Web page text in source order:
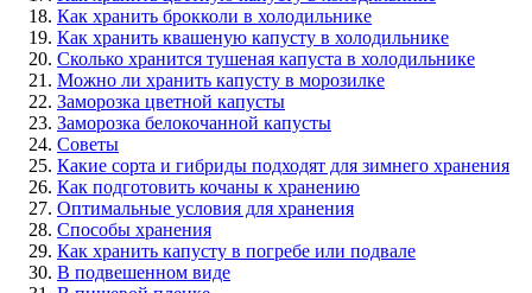
Как хранить брокколи в холодильнике
Как хранить квашеную капусту в холодильнике
Сколько хранится тушеная капуста в холодильнике
Можно ли хранить капусту в морозилке
Заморозка цветной капусты
Заморозка белокочанной капусты
Советы
Какие сорта и гибриды подходят для зимнего хранения
Как подготовить кочаны к хранению
Оптимальные условия для хранения
Способы хранения
Как хранить капусту в погребе или подвале
В подвешенном виде